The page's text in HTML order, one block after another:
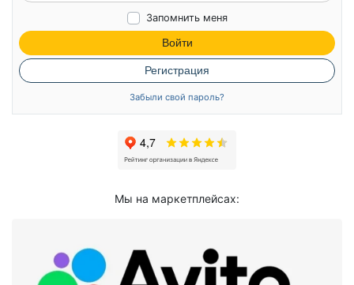
Запомнить меня
Войти
Регистрация
Забыли свой пароль?
Мы на маркетплейсах: